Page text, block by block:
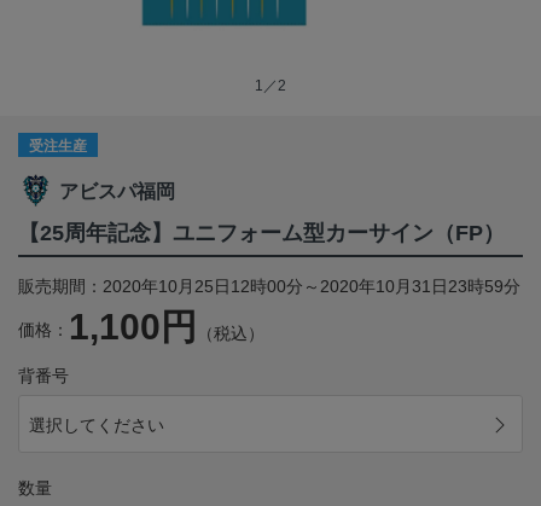
1／2
受注生産
アビスパ福岡
【25周年記念】ユニフォーム型カーサイン（FP）
販売期間：2020年10月25日12時00分～2020年10月31日23時59分
価格： 1,100円 （税込）
背番号
選択してください
数量